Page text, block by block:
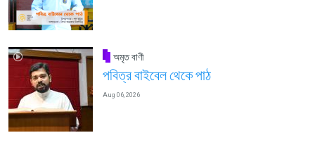
অমৃত বাণী
পবিত্র বাইবেল থেকে পাঠ
Aug 06, 2026